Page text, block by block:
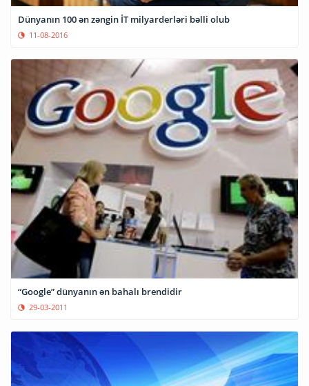
Dünyanın 100 ən zəngin İT milyarderləri bəlli olub
11-08-2016
“Google” dünyanın ən bahalı brendidir
29-03-2011